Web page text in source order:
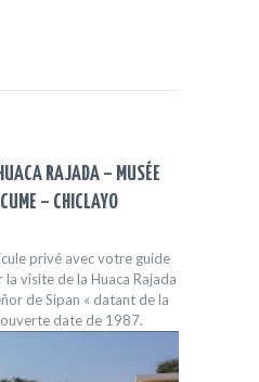
RAJADA – MUSÉE
– CHICLAYO
privé avec votre guide
visite de la Huaca Rajada
de Sipan « datant de la
date de 1987.